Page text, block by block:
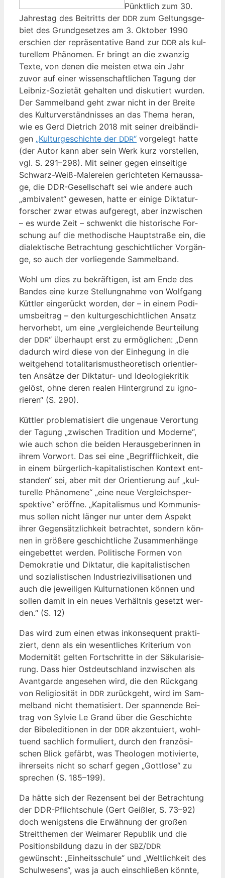
Pünkt­lich zum 30.
Jah­res­tag des Bei­tritts der DDR zum Gel­tungs­ge­
biet des Grund­ge­set­zes am 3. Okto­ber 1990
erschien der reprä­sen­ta­ti­ve Band zur DDR als kul­
tu­rel­lem Phä­no­men. Er bringt an die zwan­zig
Tex­te, von denen die meis­ten etwa ein Jahr
zuvor auf einer wis­sen­schaft­li­chen Tagung der
Leib­niz-Sozie­tät gehal­ten und dis­ku­tiert wur­den.
Der Sam­mel­band geht zwar nicht in der Brei­te
des Kul­tur­ver­ständ­nis­ses an das The­ma her­an,
wie es Gerd Diet­rich 2018 mit sei­ner drei­bän­di­
gen „Kul­tur­ge­schich­te der DDR“ vor­ge­legt hat­te
(der Autor kann aber sein Werk kurz vor­stel­len,
vgl. S. 291–298). Mit sei­ner gegen ein­sei­ti­ge
Schwarz-Weiß-Male­rei­en gerich­te­ten Kern­aus­sa­
ge, die DDR-Gesell­schaft sei wie ande­re auch
„ambi­va­lent“ gewe­sen, hat­te er eini­ge Dik­ta­tur­
for­scher zwar etwas auf­ge­regt, aber inzwi­schen
– es wur­de Zeit – schwenkt die his­to­ri­sche For­
schung auf die metho­di­sche Haupt­stra­ße ein, die
dia­lek­ti­sche Betrach­tung geschicht­li­cher Vor­gän­
ge, so auch der vor­lie­gen­de Sammelband.
Wohl um dies zu bekräf­ti­gen, ist am Ende des
Ban­des eine kur­ze Stel­lung­nah­me von Wolf­gang
Kütt­ler ein­ge­rückt wor­den, der – in einem Podi­
ums­bei­trag – den kul­tur­ge­schicht­li­chen Ansatz
her­vor­hebt, um eine „ver­glei­chen­de Beur­tei­lung
der DDR“ über­haupt erst zu ermög­li­chen: „Denn
dadurch wird die­se von der Ein­he­gung in die
weit­ge­hend tota­li­ta­ris­mus­theo­re­tisch ori­en­tier­
ten Ansät­ze der Dik­ta­tur- und Ideo­lo­gie­kri­tik
gelöst, ohne deren rea­len Hin­ter­grund zu igno­
rie­ren“ (S. 290).
Kütt­ler pro­ble­ma­ti­siert die unge­naue Ver­or­tung
der Tagung „zwi­schen Tra­di­ti­on und Moder­ne“,
wie auch schon die bei­den Her­aus­ge­be­rin­nen in
ihrem Vor­wort. Das sei eine „Begriff­lich­keit, die
in einem bür­ger­lich-kapi­ta­lis­ti­schen Kon­text ent­
stan­den“ sei, aber mit der Ori­en­tie­rung auf „kul­
tu­rel­le Phä­no­me­ne“ „eine neue Ver­gleichs­per­
spek­ti­ve“ eröff­ne. „Kapi­ta­lis­mus und Kom­mu­nis­
mus sol­len nicht län­ger nur unter dem Aspekt
ihrer Gegen­sätz­lich­keit betrach­tet, son­dern kön­
nen in grö­ße­re geschicht­li­che Zusam­men­hän­ge
ein­ge­bet­tet wer­den. Poli­ti­sche For­men von
Demo­kra­tie und Dik­ta­tur, die kapi­ta­lis­ti­schen
und sozia­lis­ti­schen Indus­trie­zi­vi­li­sa­tio­nen und
auch die jewei­li­gen Kul­tur­na­tio­nen kön­nen und
sol­len damit in ein neu­es Ver­hält­nis gesetzt wer­
den.“ (S. 12)
Das wird zum einen etwas inkon­se­quent prak­ti­
ziert, denn als ein wesent­li­ches Kri­te­ri­um von
Moder­ni­tät gel­ten Fort­schrit­te in der Säku­la­ri­sie­
rung. Dass hier Ost­deutsch­land inzwi­schen als
Avant­gar­de ange­se­hen wird, die den Rück­gang
von Reli­gio­si­tät in DDR zurück­geht, wird im Sam­
mel­band nicht the­ma­ti­siert. Der span­nen­de Bei­
trag von Syl­vie Le Grand über die Geschich­te
der Bibel­edi­tio­nen in der DDR akzen­tu­iert, wohl­
tu­end sach­lich for­mu­liert, durch den fran­zö­si­
schen Blick gefärbt, was Theo­lo­gen moti­vier­te,
ihrer­seits nicht so scharf gegen „Gott­lo­se“ zu
spre­chen (S. 185–199).
Da hät­te sich der Rezen­sent bei der Betrach­tung
der DDR-Pflicht­schu­le (Gert Geiß­ler, S. 73–92)
doch wenigs­tens die Erwäh­nung der gro­ßen
Streit­the­men der Wei­ma­rer Repu­blik und die
Posi­ti­ons­bil­dung dazu in der SBZ/DDR
gewünscht: „Ein­heits­schu­le“ und „Welt­lich­keit des
Schul­we­sens“, was ja auch ein­schlie­ßen könn­te,